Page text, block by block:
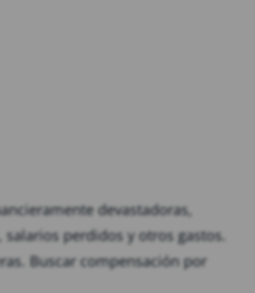
devastadoras,
perdidos y otros gastos.
Buscar compensación por